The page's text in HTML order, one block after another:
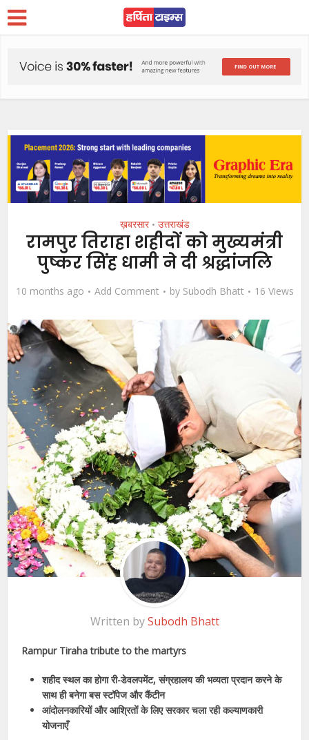
ख़बरसार • उत्तराखंड
रामपुर तिराहा शहीदों को मुख्यमंत्री
पुष्कर सिंह धामी ने दी श्रद्धांजलि
10 months ago Add Comment by Subodh Bhatt 16 Views
Written bySubodh Bhatt
Rampur Tiraha tribute to the martyrs
शहीद स्थल का होगा री-डेवलपमेंट, संग्रहालय की भव्यता प्रदान करने के
साथ ही बनेगा बस स्टॉपेज और कैंटीन
आंदोलनकारियों और आश्रितों के लिए सरकार चला रही कल्याणकारी
योजनाएँ